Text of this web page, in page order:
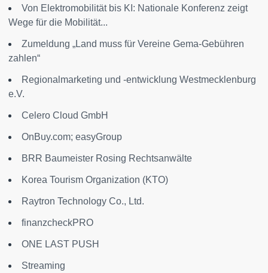
Von Elektromobilität bis KI: Nationale Konferenz zeigt
Wege für die Mobilität...
Zumeldung „Land muss für Vereine Gema-Gebühren
zahlen“
Regionalmarketing und -entwicklung Westmecklenburg
e.V.
Celero Cloud GmbH
OnBuy.com; easyGroup
BRR Baumeister Rosing Rechtsanwälte
Korea Tourism Organization (KTO)
Raytron Technology Co., Ltd.
finanzcheckPRO
ONE LAST PUSH
Streaming